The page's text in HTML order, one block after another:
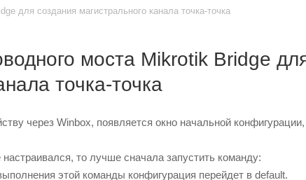
для создания магистрального канала точка-точка
моста Mikrotik Bridge
точка-точка
через Winbox, появляется окно начальной
то лучше сначала запустить команду:
этой команды конфигурация перейдет в default.